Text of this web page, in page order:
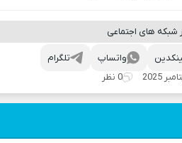
شبکه های اجتماعی
تلگرام واتساپ
0 نظر